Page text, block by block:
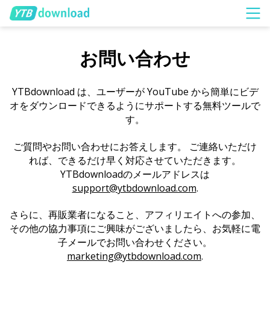
お問い合わせ
YTBdownload は、ユーザーが YouTube から簡単にビデ
オをダウンロードできるようにサポートする無料ツールで
す。
ご質問やお問い合わせにお答えします。 ご連絡いただけ
れば、できるだけ早く対応させていただきます。
YTBdownloadのメールアドレスは
support@ytbdownload.com.
さらに、再販業者になること、アフィリエイトへの参加、
その他の協力事項にご興味がございましたら、お気軽に電
子メールでお問い合わせください。
marketing@ytbdownload.com.